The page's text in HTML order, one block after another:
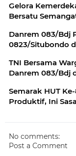
Gelora
Bersatu
Danrem 083/Bdj
0823/Situbondo
TNI Bersama
Danrem 083/Bdj
Semarak HUT
Produktif, Ini
No comments:
Post a Comment